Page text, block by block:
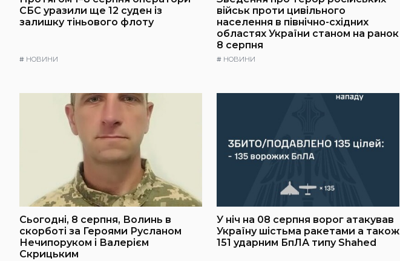
СБС уразили ще 12 суден із
залишку тіньового флоту
# НОВИНИ
військ проти цивільного
населення в північно-східних
областях України станом на ранок
8 серпня
# НОВИНИ
Сьогодні, 8 серпня, Волинь в
скорботі за Героями Русланом
Нечипоруком і Валерієм
Скрицьким
У ніч на 08 серпня ворог атакував
Україну шістьма ракетами а також
151 ударним БпЛА типу Shahed